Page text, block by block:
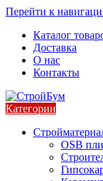
Перейти к
Каталог
Доставка
О нас
Контакты
Категории
OSB